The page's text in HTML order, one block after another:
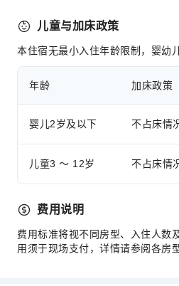
公用区wifi
自动售货机
快速入住退房
儿童与加床政策
本住宿无最小入住年龄限制，婴幼
年龄 加床政策
婴儿2岁及以下 不占床情
儿童3 ～ 12岁 不占床情
费用说明
费用标准将视不同房型、入住人数
用须于现场支付，详情请参阅各房